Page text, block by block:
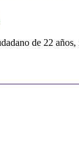
de 22